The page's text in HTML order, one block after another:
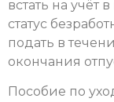
встать на учёт
статус
подать в
окончания
Пособие по